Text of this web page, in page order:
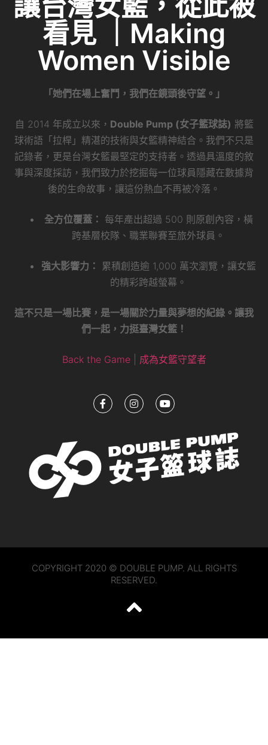
看見 ｜Making
Women Visible
「她們在場上奮鬥，我們在鏡頭後守望。」
自 2014 年成立以來， Double Pump (女子籃球誌) 將籃
球術語「拉桿」精湛的技術與女籃精神結合。我們不只是
記錄者，更是台灣女籃最堅定的支持者。透過具溫度的敘
事與深度採訪，我們致力於挖掘每一位球員隱藏在數據背
後的生命故事，讓這份熱血不再被冷落。
全方位覆蓋： 每年產出超過 500 則原創內容，橫
跨基層校隊、職業聯賽至旅外球員。
強大影響力：
累積創造逾 1,000 萬次瀏覽，讓女籃
的精彩跨越螢幕。
這不只是一場比賽，是一場關於力量與夢想的紀錄。讓我
們一起，力挺臺灣女籃！
Back the Game | 成為女籃守望者
COPYRIGHT 2020 © DOUBLE PUMP. ALL RIGHTS
RESERVED.